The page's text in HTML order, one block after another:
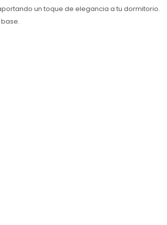
un toque de elegancia a tu dormitorio.